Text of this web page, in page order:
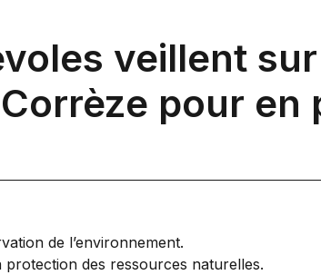
veillent
pour
de l’environnement.
protection des ressources naturelles.